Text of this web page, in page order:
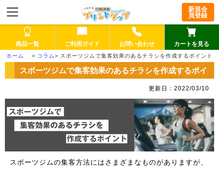
新規会
員登録
商品一覧 ご利用ガイド お問い合わせ カートを見る
> コラム> スポーツジムで集客効果のあるチラシを作成するポイント
スポーツジムで集客効果のあるチラシを作成するポイ
更新日：2022/03/10
スポーツジムの集客方法にはさまざまなものがありますが、